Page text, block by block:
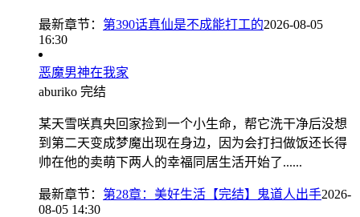
最新章节： 第390话真仙是不成能打工的2026-08-05
16:30
恶魔男神在我家
aburiko 完结
某天雪咲真央回家捡到一个小生命，帮它洗干净后没想
到第二天变成梦魔出现在身边，因为会打扫做饭还长得
帅在他的卖萌下两人的幸福同居生活开始了......
最新章节： 第28章：美好生活【完结】鬼道人出手2026-
08-05 14:30